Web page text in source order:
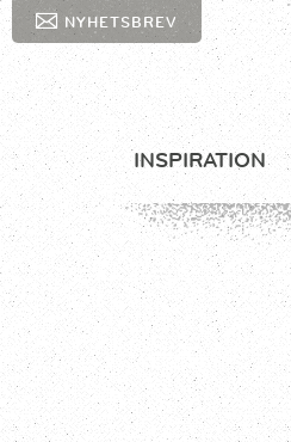
NYHETSBREV
INSPIRATION